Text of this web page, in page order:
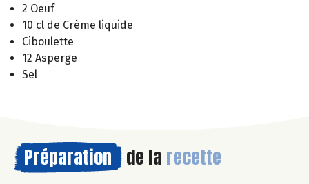
2 Oeuf
10 cl de Crème liquide
Ciboulette
12 Asperge
Sel
Préparation de la recette